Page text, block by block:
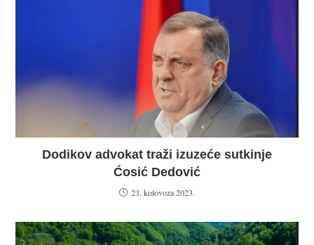
Dodikov advokat traži izuzeće sutkinje
Ćosić Dedović
23. kolovoza 2023.